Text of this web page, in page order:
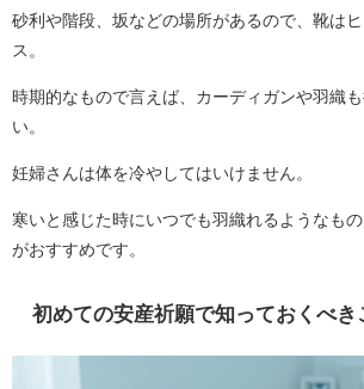
砂利や階段、坂などの場所があるので、靴は
ス。
時期的なもので言えば、カーディガンや羽織
い。
妊婦さんは体を冷やしてはいけません。
寒いと感じた時にいつでも羽織れるようなも
がおすすめです。
初めての安産祈願で知っておくべき